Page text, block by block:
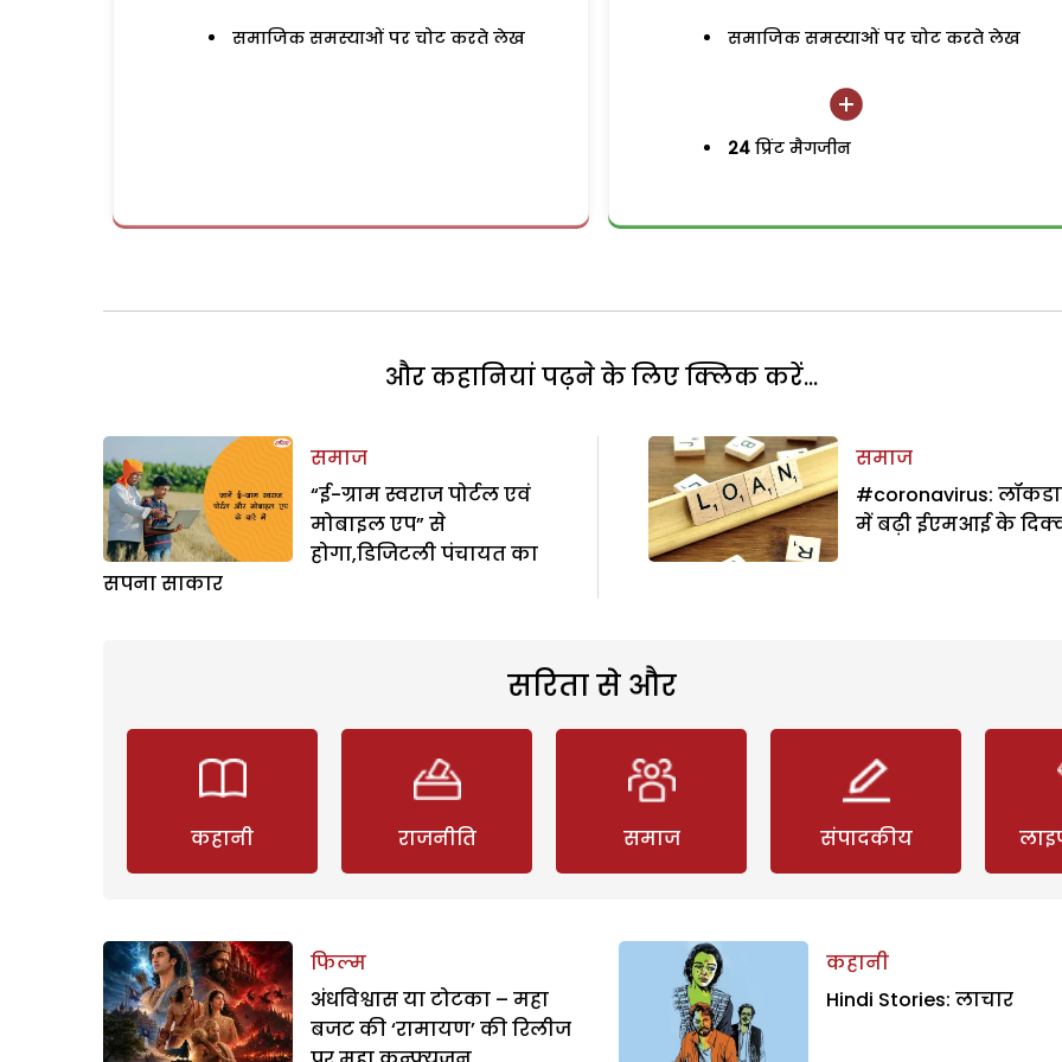
समाजिक समस्याओं पर चोट करते लेख समाजिक समस्याओं पर चोट करते लेख
24 प्रिंट मैगजीन
और कहानियां पढ़ने के लिए क्लिक करें...
समाज
“ई-ग्राम स्वराज पोर्टल एवं
मोबाइल एप” से
होगा,डिजिटली पंचायत का
सपना साकार
समाज
#coronavirus:
में बढ़ी ईएमआई के
सरिता से और
कहानी राजनीति समाज संपादकीय
फिल्म
अंधविश्वास या टोटका – महा
बजट की ‘रामायण’ की रिलीज
कहानी
Hindi Stories: लाचार